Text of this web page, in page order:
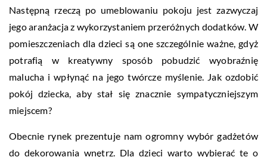
Następną rzeczą po umeblowaniu pokoju jest zazwyczaj
jego aranżacja z wykorzystaniem przeróżnych dodatków. W
pomieszczeniach dla dzieci są one szczególnie ważne, gdyż
potrafią w kreatywny sposób pobudzić wyobraźnię
malucha i wpłynąć na jego twórcze myślenie. Jak ozdobić
pokój dziecka, aby stał się znacznie sympatyczniejszym
miejscem?
Obecnie rynek prezentuje nam ogromny wybór gadżetów
do dekorowania wnętrz. Dla dzieci warto wybierać te o